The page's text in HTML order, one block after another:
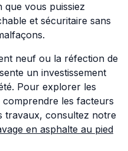
que vous puissiez
et sécuritaire sans
neuf ou la réfection de
un investissement
Pour explorer les
les facteurs
travaux, consultez notre
en asphalte au pied